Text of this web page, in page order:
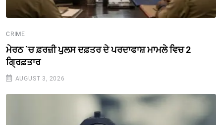
CRIME
ਮੇਰਠ `ਚ ਫ਼ਰਜ਼ੀ ਪੁਲਸ ਦਫ਼ਤਰ ਦੇ ਪਰਦਾਫਾਸ਼ ਮਾਮਲੇ ਵਿਚ 2
ਗ੍ਰਿਫ਼ਤਾਰ
AUGUST 3, 2026